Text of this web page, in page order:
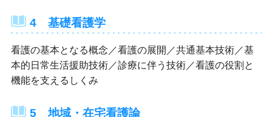
4 基礎看護学
看護の基本となる概念／看護の展開／共通基本技術／基
本的日常生活援助技術／診療に伴う技術／看護の役割と
機能を支えるしくみ
5 地域・在宅看護論